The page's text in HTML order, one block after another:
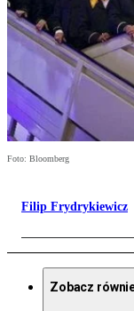
Foto: Bloomberg
Filip Frydrykiewicz
Zobacz